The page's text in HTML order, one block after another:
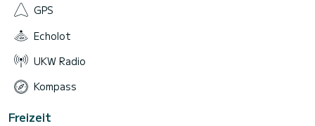
GPS
Echolot
UKW Radio
Kompass
Freizeit